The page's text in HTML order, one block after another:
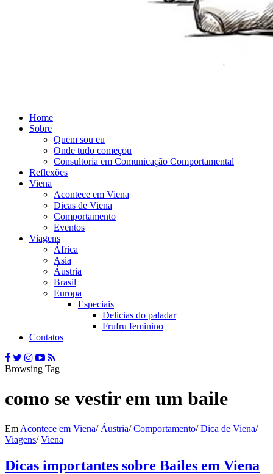
Home
Sobre
Quem sou eu
Onde tudo começou
Consultoria em Comunicação Comportamental
Reflexões
Viena
Acontece em Viena
Dicas de Viena
Comportamento
Eventos
Viagens
África
Asia
Áustria
Brasil
Europa
Especiais
Delicias do paladar
Frufru feminino
Contatos
Browsing Tag
como se vestir em um baile
Em Acontece em Viena/ Áustria/ Comportamento/ Dica de Viena/
Viagens/ Viena
Dicas importantes sobre Bailes em Viena